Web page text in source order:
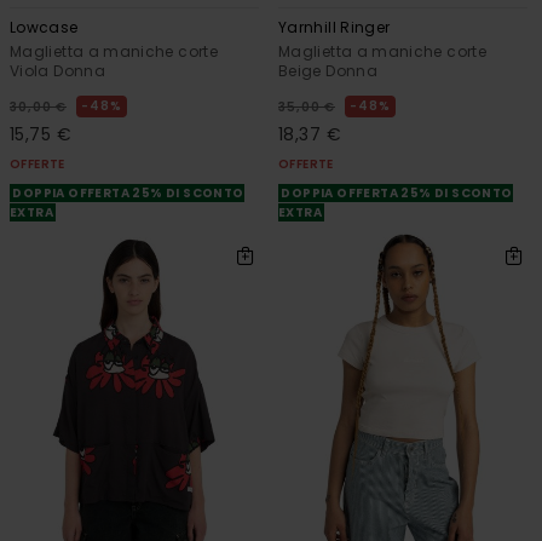
Lowcase
Maglietta a maniche corte
Viola Donna
30,00 € 48%
15,75 €
OFFERTE
DOPPIA OFFERTA 25% DI SCONTO
EXTRA
Yarnhill Ringer
Maglietta a maniche corte
Beige Donna
35,00 € 48%
18,37 €
OFFERTE
DOPPIA OFFERTA 25% DI SCONTO
EXTRA